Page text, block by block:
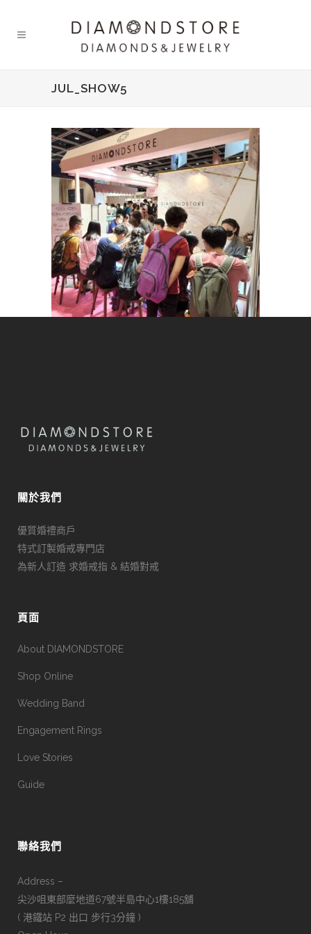
JUL_SHOW5
關於我們
優質婚禮商戶
特式訂製婚戒專門店
為新人訂造 求婚戒指 & 結婚對戒
頁面
About DIAMONDSTORE
Shop Online
Wedding Band
Engagement Rings
Love Stories
Guide
聯絡我們
Address –
尖沙咀東部麼地道67號半島中心1樓185舖
( 港鐵站 P2 出口 步行3分鐘 )